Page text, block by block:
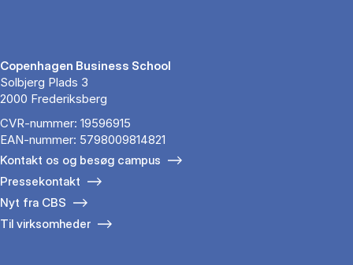
Copenhagen Business School
Solbjerg Plads 3
2000 Frederiksberg
CVR-nummer: 19596915
EAN-nummer: 5798009814821
Kontakt os og besøg campus
Pressekontakt
Nyt fra CBS
Til virksomheder